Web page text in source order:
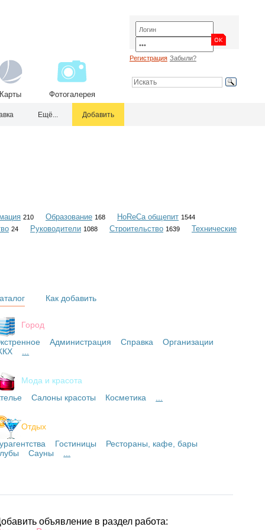
Карты Фотогалерея
Регистрация Забыли?
Ещё... Добавить
210 Образование 168 HoReCa общепит 1544
24 Руководители 1088 Строительство 1639
Технические
Город
Администрация Справка
Организации
Мода и красота
Салоны красоты Косметика
Отдых
Гостиницы
Рестораны, кафе, бары
Сауны
Как добавить
объявление в раздел работа: